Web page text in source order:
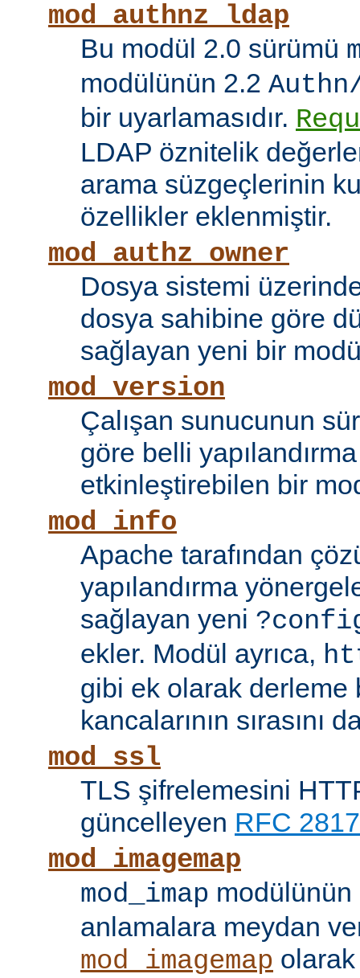
mod_authnz_ldap
Bu modül 2.0 sürümü
modülünün 2.2
bir uyarlamasıdır.
LDAP öznitelik
arama süzgeçlerinin
özellikler eklenmiştir.
mod_authz_owner
Dosya sistemi
dosya sahibine göre
sağlayan yeni bir
mod_version
Çalışan sunucunun
göre belli yapılandırma
etkinleştirebilen bir
mod_info
Apache tarafından
yapılandırma
sağlayan yeni
ekler. Modül ayrıca,
gibi ek olarak derleme
kancalarının sırasını
mod_ssl
TLS şifrelemesini
güncelleyen RFC 2817
mod_imagemap
mod_imap modülünün
anlamalara meydan
mod_imagemap